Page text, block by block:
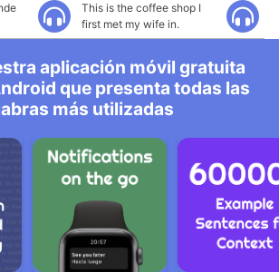
This is the coffee shop I
first met my wife in.
aplicación móvil gratuita
que presenta todas las
más utilizadas